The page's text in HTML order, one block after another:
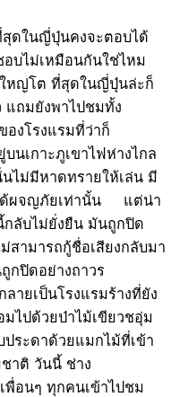
ดในญี่ปุ่นคงจะตอบได้
บไม่เหมือนกันใช่ไหม
หญ่โต ที่สุดในญี่ปุ่นล่ะก็
แถมยังพาไปชมทั้ง
งโรงแรมที่ว่าก็
นเกาะภูเขาไฟห่างไกล
ไม่มีหาดทรายให้เล่น มี
ด้ผจญภัยเท่านั้น แต่น่า
ลับไม่ยั่งยืน มันถูกปิด
สามารถกู้ชื่อเสียงกลับมา
กปิดอย่างถาวร
ายเป็นโรงแรมร้างที่ยัง
ไปด้วยป่าไม้เขียวชอุ่ม
ระดาด้วยแมกไม้ที่เข้า
าติ วันนี้ ช่าง
พื่อนๆ ทุกคนเข้าไปชม